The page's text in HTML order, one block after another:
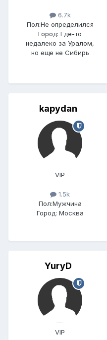
6.7k
Пол:Не определился
Город: Где-то
недалеко за Уралом,
но еще не Сибирь
kapydan
VIP
1.5k
Пол:Мужчина
Город: Москва
YuryD
VIP